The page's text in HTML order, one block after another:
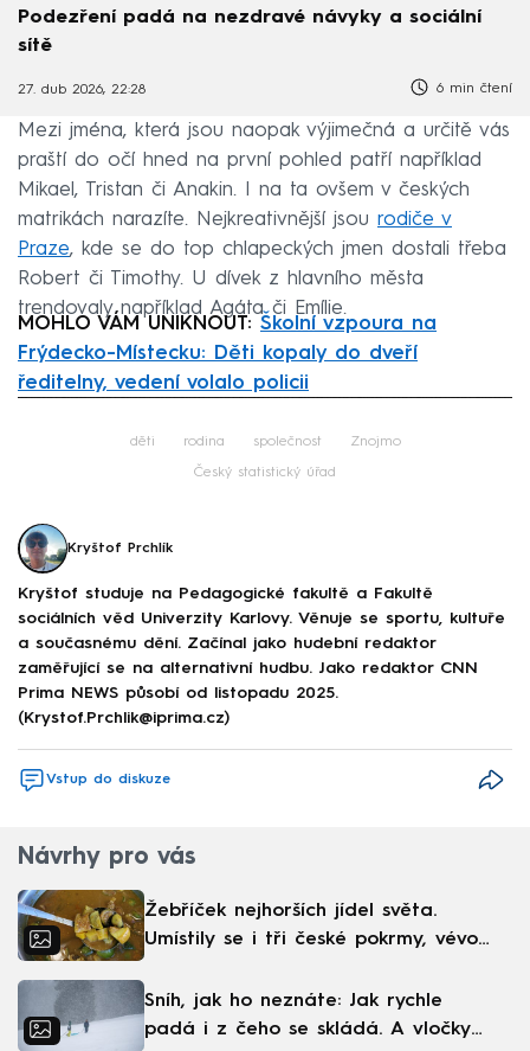
Podezření padá na nezdravé návyky a sociální
sítě
27. dub 2026, 22:28 6 min čtení
Mezi jména, která jsou naopak výjimečná a určitě vás
praští do očí hned na první pohled patří například
Mikael, Tristan či Anakin. I na ta ovšem v českých
matrikách narazíte. Nejkreativnější jsou rodiče v
Praze, kde se do top chlapeckých jmen dostali třeba
Robert či Timothy. U dívek z hlavního města
trendovaly například Agáta či Emílie.
MOHLO VÁM UNIKNOUT: Školní vzpoura na
Frýdecko-Místecku: Děti kopaly do dveří
ředitelny, vedení volalo policii
děti rodina společnost Znojmo
Český statistický úřad
Kryštof Prchlík
Kryštof studuje na Pedagogické fakultě a Fakultě
sociálních věd Univerzity Karlovy. Věnuje se sportu, kultuře
a současnému dění. Začínal jako hudební redaktor
zaměřující se na alternativní hudbu. Jako redaktor CNN
Prima NEWS působí od listopadu 2025.
(Krystof.Prchlik@iprima.cz)
Vstup do diskuze
Návrhy pro vás
Žebříček nejhorších jídel světa.
Umístily se i tři české pokrmy, vévodí
Sníh, jak ho neznáte: Jak rychle
padá i z čeho se skládá. A vločky